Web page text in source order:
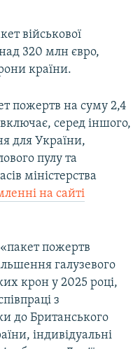
військової
320 млн євро,
країни.
пожертв на суму 2,4
серед іншого,
для України,
пулу та
міністерства
на сайті
пожертв
галузевого
крон у 2025 році,
з
до Британського
індивідуальні